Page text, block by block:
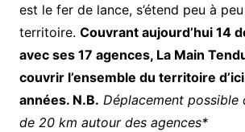
est le fer de lance, s’étend peu à
territoire. Couvrant aujourd’hui 14
avec ses 17 agences, La Main
couvrir l’ensemble du territoire
années. N.B. Déplacement possible
de 20 km autour des agences*